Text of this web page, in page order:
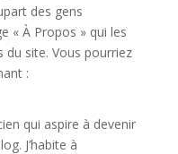
des gens
« À Propos » qui les
du site. Vous pourriez
:
qui aspire à devenir
J’habite à